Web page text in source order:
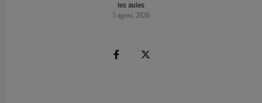
les aules
5 agost, 2026